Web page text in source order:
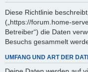
Diese Richtlinie
(„https://forum.home-
Betreiber“) die Daten
Besuchs gesammelt
UMFANG UND ART DER